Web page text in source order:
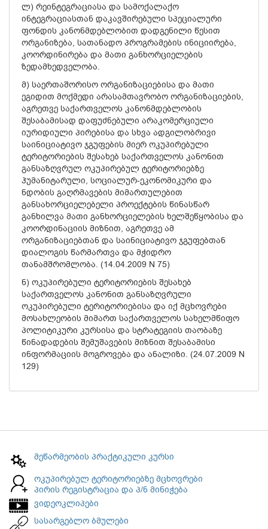
ლ) რეინტეგრაციასა და სამოქალაქო
ინტეგრაციასთან დაკავშირებული სპეციალური
ფონდის კანონმდებლობით დადგენილი წესით
ორგანიზება, სათანადო პროგრამების ინიციირება,
კოორდინირება და მათი განხორციელების
ზედამხედველობა.
მ) საერთაშორისო ორგანიზაციებისა და მათი
ეგიდით მოქმედი არასამთავრობო ორგანიზაციების,
აგრეთვე საქართველოს კანონმდებლობის
შესაბამისად დაფუძნებული არაკომერციული
იურიდიული პირებისა და სხვა ადგილობრივი
საინიციატივო ჯგუფების მიერ ოკუპირებული
ტერიტორიების შესახებ საქართველოს კანონით
განსაზღვრულ ოკუპირებულ ტერიტორიებზე
ჰუმანიტარული, სოციალურ-ეკონომიკური და
ნდობის გაღრმავების მიმართულებით
განსახორციელებელი პროექტების წინასწარ
განხილვა მათი განხორციელების ხელშეწყობისა და
კოორდინაციის მიზნით, აგრეთვე ამ
ორგანიზაციებთან და საინიციატივო ჯგუფებთან
დიალოგის წარმართვა და მჭიდრო
თანამშრომლობა. (14.04.2009 N 75)
ნ) ოკუპირებული ტერიტორიების შესახებ
საქართველოს კანონით განსაზღვრული
ოკუპირებული ტერიტორიებისა და იქ მცხოვრები
მოსახლეობის მიმართ საქართველოს სახელმწიფო
პოლიტიკური კურსისა და სტრატეგიის თაობაზე
წინადადების შემუშავების მიზნით შესაბამისი
ინფორმაციის მოგროვება და ანალიზი. (24.07.2009 N
129)
მეწარმეობის პრაქტიკული კურსი
ოკუპირებულ ტერიტორიებზე მცხოვრები
პირის რეგისტრაცია და პ/ნ მინიჭება
ვიდეოკლიპები
სასარგებლო ბმულები